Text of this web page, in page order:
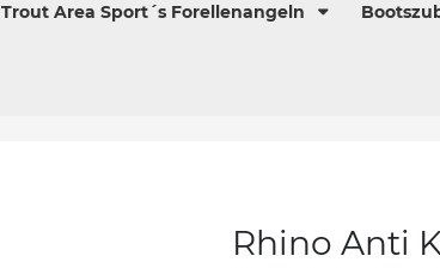
Trout Area Sport´s Forellenangeln
Rhino Anti